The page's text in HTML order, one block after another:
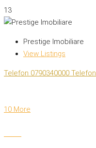
13
Prestige Imobiliare
View Listings
Telefon 0790340000 Telefon
10 More